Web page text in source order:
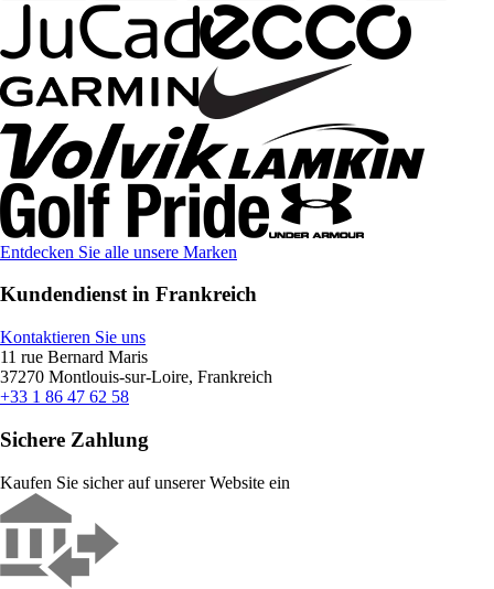
Entdecken Sie alle unsere Marken
Kundendienst in Frankreich
Kontaktieren Sie uns
11 rue Bernard Maris
37270 Montlouis-sur-Loire, Frankreich
+33 1 86 47 62 58
Sichere Zahlung
Kaufen Sie sicher auf unserer Website ein